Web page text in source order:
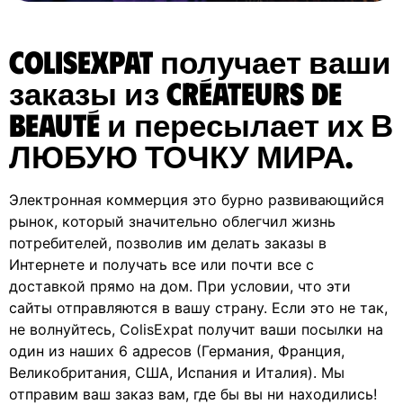
ColisExpat получает ваши
заказы из Créateurs de
Beauté и пересылает их В
ЛЮБУЮ ТОЧКУ МИРА.
Электронная коммерция это бурно развивающийся
рынок, который значительно облегчил жизнь
потребителей, позволив им делать заказы в
Интернете и получать все или почти все с
доставкой прямо на дом. При условии, что эти
сайты отправляются в вашу страну. Если это не так,
не волнуйтесь, ColisExpat получит ваши посылки на
один из наших 6 адресов (Германия, Франция,
Великобритания, США, Испания и Италия). Мы
отправим ваш заказ вам, где бы вы ни находились!